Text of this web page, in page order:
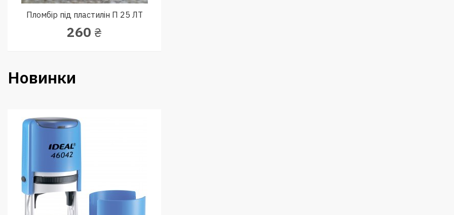
Пломбір під пластилін П 25 ЛТ
260 ₴
Новинки